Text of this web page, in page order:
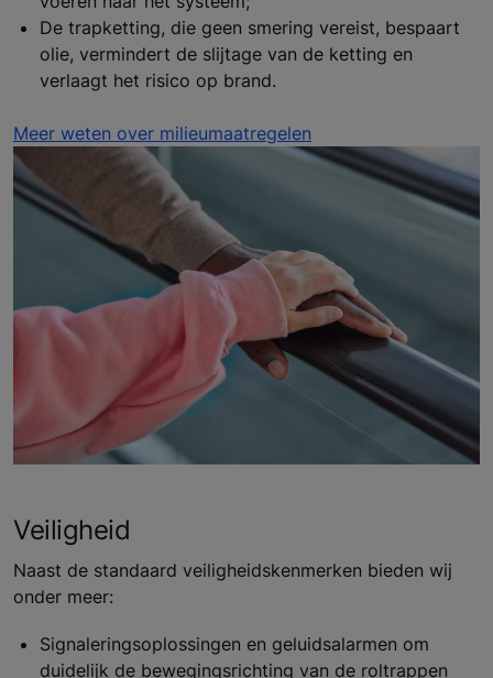
De trapketting, die geen smering vereist, bespaart
olie, vermindert de slijtage van de ketting en
verlaagt het risico op brand.
Meer weten over milieumaatregelen
Veiligheid
Naast de standaard veiligheidskenmerken bieden wij
onder meer:
Signaleringsoplossingen en geluidsalarmen om
duidelijk de bewegingsrichting van de roltrappen